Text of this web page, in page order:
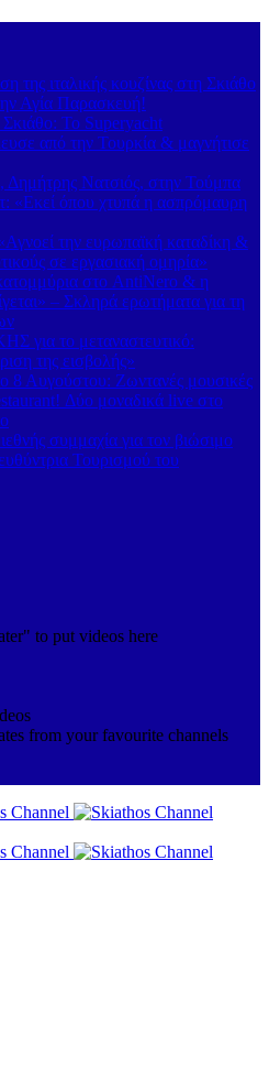
της ιταλικής κουζίνας στη Σκιάθο
Αγία Παρασκευή!
Το Superyacht
από την Τουρκία & μαγνήτισε
Νατσιός, στην Τούμπα
«Εκεί όπου χτυπά η ασπρόμαυρη
την ευρωπαϊκή καταδίκη &
σε εργασιακή ομηρία»
στο AntiNero & η
– Σκληρά ερωτήματα για τη
για το μεταναστευτικό:
της εισβολής»
8 Αυγούστου: Ζωντανές μουσικές
Δύο μοναδικά live στο
συμμαχία για τον βιώσιμο
Τουρισμού του
to put videos here
from your favourite channels